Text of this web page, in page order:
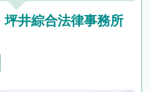
井綜合法律事務所